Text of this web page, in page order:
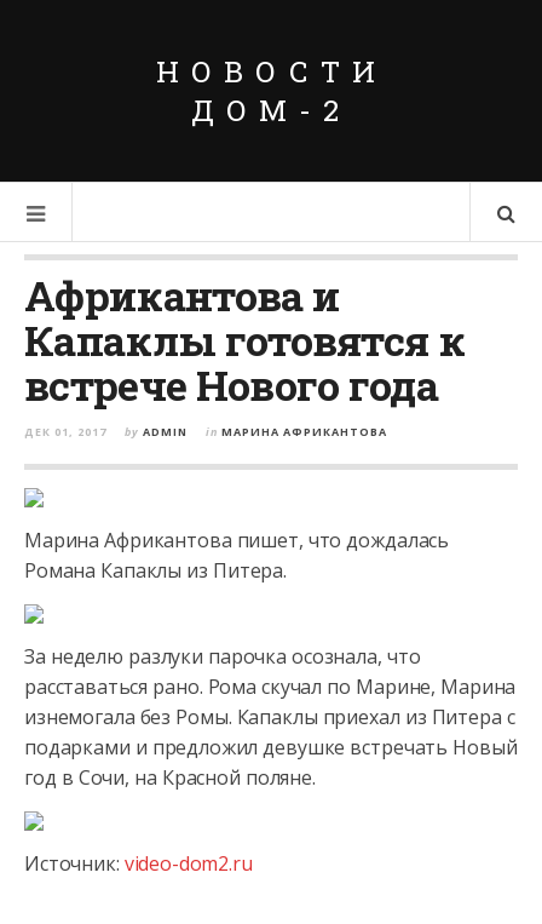
НОВОСТИ
ДОМ-2
Африкантова и
Капаклы готовятся к
встрече Нового года
ДЕК 01, 2017 by ADMIN in МАРИНА АФРИКАНТОВА
Марина Африкантова пишет, что дождалась
Романа Капаклы из Питера.
За неделю разлуки парочка осознала, что
расставаться рано. Рома скучал по Марине, Марина
изнемогала без Ромы. Капаклы приехал из Питера с
подарками и предложил девушке встречать Новый
год в Сочи, на Красной поляне.
Источник: video-dom2.ru